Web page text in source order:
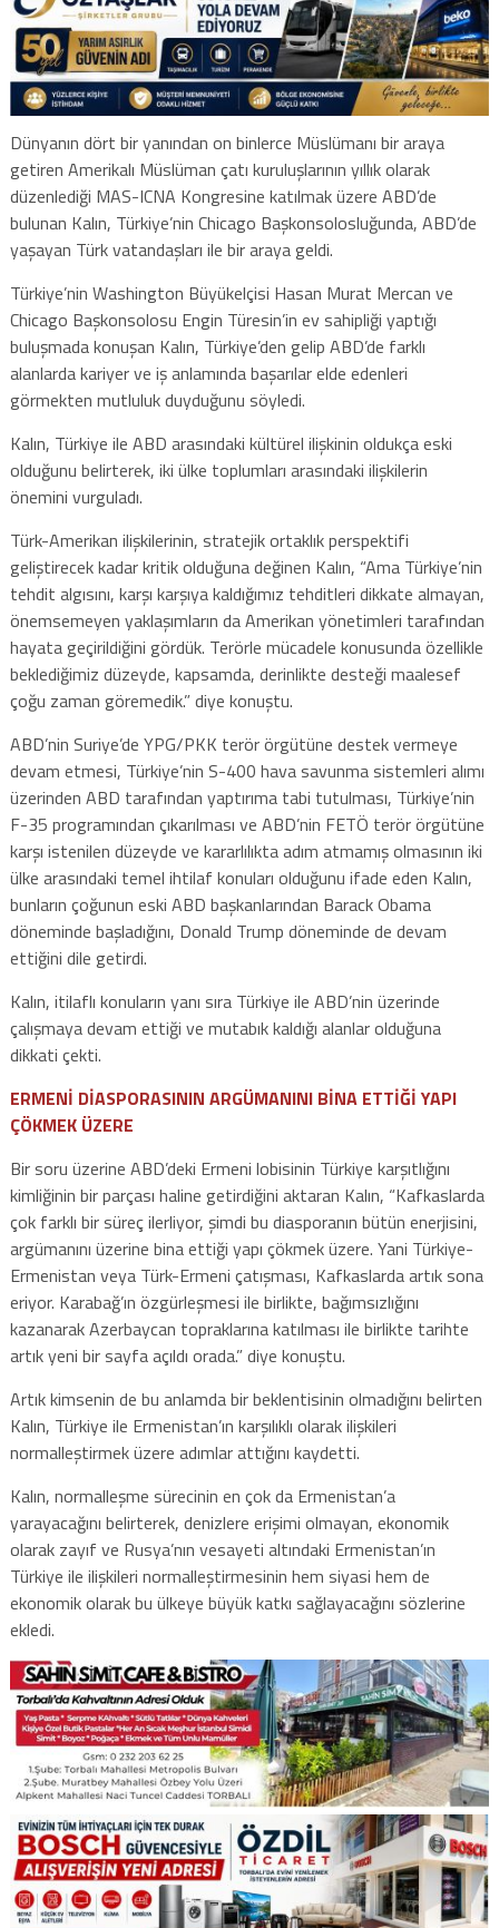
Dünyanın dört bir yanından on binlerce Müslümanı bir araya
getiren Amerikalı Müslüman çatı kuruluşlarının yıllık olarak
düzenlediği MAS-ICNA Kongresine katılmak üzere ABD’de
bulunan Kalın, Türkiye’nin Chicago Başkonsolosluğunda, ABD’de
yaşayan Türk vatandaşları ile bir araya geldi.
Türkiye’nin Washington Büyükelçisi Hasan Murat Mercan ve
Chicago Başkonsolosu Engin Türesin’in ev sahipliği yaptığı
buluşmada konuşan Kalın, Türkiye’den gelip ABD’de farklı
alanlarda kariyer ve iş anlamında başarılar elde edenleri
görmekten mutluluk duyduğunu söyledi.
Kalın, Türkiye ile ABD arasındaki kültürel ilişkinin oldukça eski
olduğunu belirterek, iki ülke toplumları arasındaki ilişkilerin
önemini vurguladı.
Türk-Amerikan ilişkilerinin, stratejik ortaklık perspektifi
geliştirecek kadar kritik olduğuna değinen Kalın, “Ama Türkiye’nin
tehdit algısını, karşı karşıya kaldığımız tehditleri dikkate almayan,
önemsemeyen yaklaşımların da Amerikan yönetimleri tarafından
hayata geçirildiğini gördük. Terörle mücadele konusunda özellikle
beklediğimiz düzeyde, kapsamda, derinlikte desteği maalesef
çoğu zaman göremedik.” diye konuştu.
ABD’nin Suriye’de YPG/PKK terör örgütüne destek vermeye
devam etmesi, Türkiye’nin S-400 hava savunma sistemleri alımı
üzerinden ABD tarafından yaptırıma tabi tutulması, Türkiye’nin
F-35 programından çıkarılması ve ABD’nin FETÖ terör örgütüne
karşı istenilen düzeyde ve kararlılıkta adım atmamış olmasının iki
ülke arasındaki temel ihtilaf konuları olduğunu ifade eden Kalın,
bunların çoğunun eski ABD başkanlarından Barack Obama
döneminde başladığını, Donald Trump döneminde de devam
ettiğini dile getirdi.
Kalın, itilaflı konuların yanı sıra Türkiye ile ABD’nin üzerinde
çalışmaya devam ettiği ve mutabık kaldığı alanlar olduğuna
dikkati çekti.
ERMENİ DİASPORASININ ARGÜMANINI BİNA ETTİĞİ YAPI
ÇÖKMEK ÜZERE
Bir soru üzerine ABD’deki Ermeni lobisinin Türkiye karşıtlığını
kimliğinin bir parçası haline getirdiğini aktaran Kalın, “Kafkaslarda
çok farklı bir süreç ilerliyor, şimdi bu diasporanın bütün enerjisini,
argümanını üzerine bina ettiği yapı çökmek üzere. Yani Türkiye-
Ermenistan veya Türk-Ermeni çatışması, Kafkaslarda artık sona
eriyor. Karabağ’ın özgürleşmesi ile birlikte, bağımsızlığını
kazanarak Azerbaycan topraklarına katılması ile birlikte tarihte
artık yeni bir sayfa açıldı orada.” diye konuştu.
Artık kimsenin de bu anlamda bir beklentisinin olmadığını belirten
Kalın, Türkiye ile Ermenistan’ın karşılıklı olarak ilişkileri
normalleştirmek üzere adımlar attığını kaydetti.
Kalın, normalleşme sürecinin en çok da Ermenistan’a
yarayacağını belirterek, denizlere erişimi olmayan, ekonomik
olarak zayıf ve Rusya’nın vesayeti altındaki Ermenistan’ın
Türkiye ile ilişkileri normalleştirmesinin hem siyasi hem de
ekonomik olarak bu ülkeye büyük katkı sağlayacağını sözlerine
ekledi.